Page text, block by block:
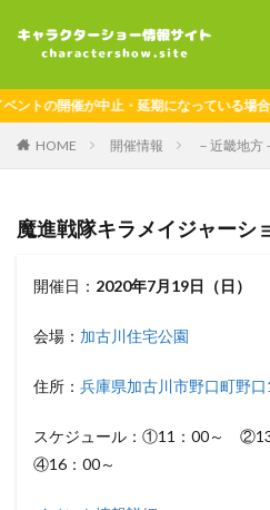
開催が中止・延期になっている場合が
HOME 開催情報 －近畿地方
魔進戦隊キラメイジャーシ
開催日： 2020年7月19日（日）
会場： 加古川住宅公園
住所： 兵庫県加古川市野口町野
スケジュール：①11：00～
④16：00～